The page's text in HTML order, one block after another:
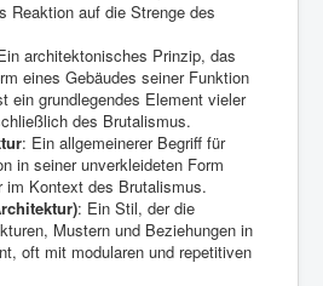
Reaktion auf die Strenge des
architektonisches Prinzip, das
eines Gebäudes seiner Funktion
ein grundlegendes Element vieler
des Brutalismus.
: Ein allgemeinerer Begriff für
in seiner unverkleideten Form
im Kontext des Brutalismus.
: Ein Stil, der die
Mustern und Beziehungen in
oft mit modularen und repetitiven